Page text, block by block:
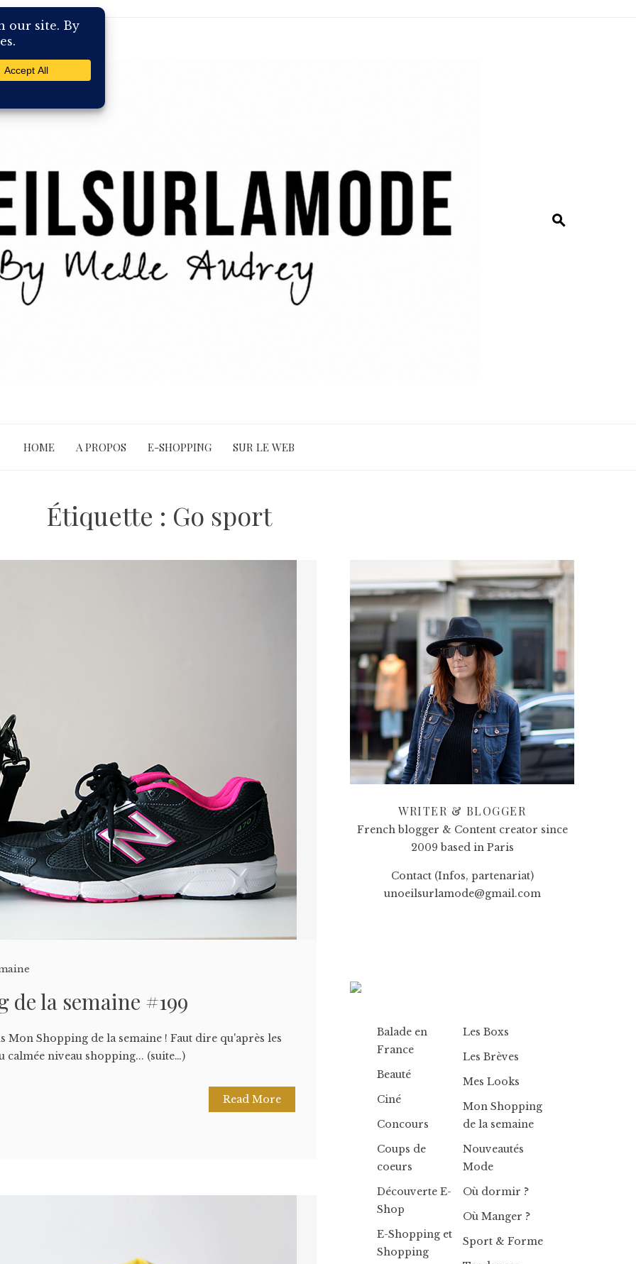
HOME A PROPOS E-SHOPPING SUR LE WEB
Étiquette : Go sport
de la semaine #199
Mon Shopping de la semaine ! Faut dire qu'après les
calmée niveau shopping... (suite…)
Read More
WRITER & BLOGGER
French blogger & Content creator since
2009 based in Paris
Contact (Infos, partenariat)
unoeilsurlamode@gmail.com
Balade en
France
Beauté
Ciné
Concours
Coups de
coeurs
Découverte E-
Shop
E-Shopping et
Shopping
Les Boxs
Les Brèves
Mes Looks
Mon Shopping
de la semaine
Nouveautés
Mode
Où dormir ?
Où Manger ?
Sport & Forme